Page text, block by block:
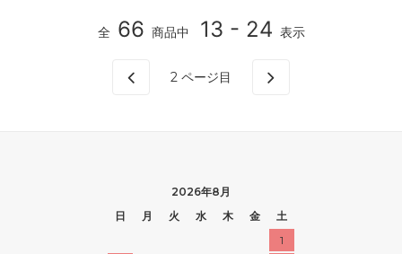
全 66 商品中 13 - 24 表示
2 ページ目
2026年8月
日
月 火 水 木 金
土
1